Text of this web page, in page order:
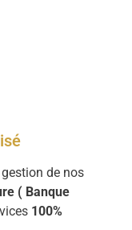
de nos
( Banque
100%